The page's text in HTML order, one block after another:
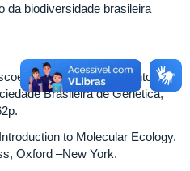
biodiversidade brasileira
D.A. 2008. Fundamentos de
Brasileira de Genética,
to Molecular Ecology.
Oxford –New York.